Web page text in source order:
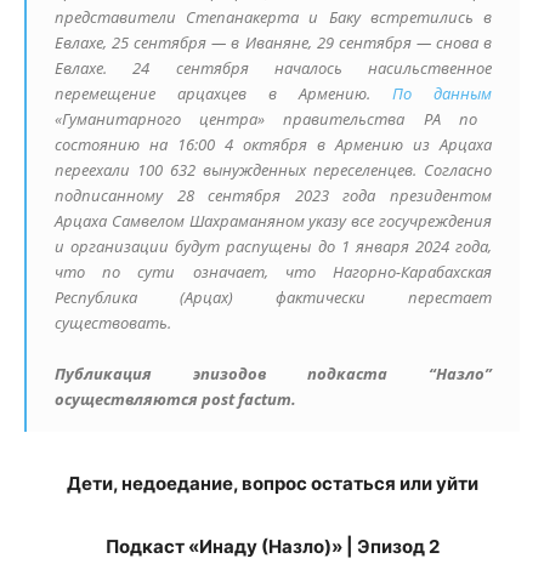
представители Степанакерта и Баку встретились в
Евлахе, 25 сентября — в Иваняне, 29 сентября — снова в
Евлахе. 24 сентября началось насильственное
перемещение арцахцев в Армению. По данным
«Гуманитарного центра» правительства РА по
состоянию на 16:00 4 октября в Армению из Арцаха
переехали 100 632 вынужденных переселенцев. Согласно
подписанному 28 сентября 2023 года президентом
Арцаха Самвелом Шахраманяном указу все госучреждения
и организации будут распущены до 1 января 2024 года,
что по сути означает, что Нагорно-Карабахская
Республика (Арцах) фактически перестает
существовать.
Публикация эпизодов подкаста “Назло”
осуществляются post factum.
Дети, недоедание, вопрос остаться или уйти
Подкаст «Инаду (Назло)» | Эпизод 2